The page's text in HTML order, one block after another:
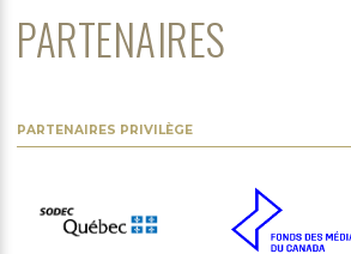
PARTENAIRES
PARTENAIRES PRIVILÈGE